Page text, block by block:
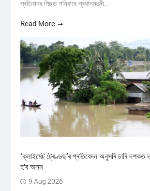
প্ৰতিবাদৰ পিছত শনিবাৰে প্ৰধানমন্ত্ৰী...
Read More
‘ক্লাইমেট ট্ৰেণ্ডছ’ৰ প্ৰতিবেদন অনুসৰি চাৰি দশকত
হ’ব অসম
9 Aug 2026